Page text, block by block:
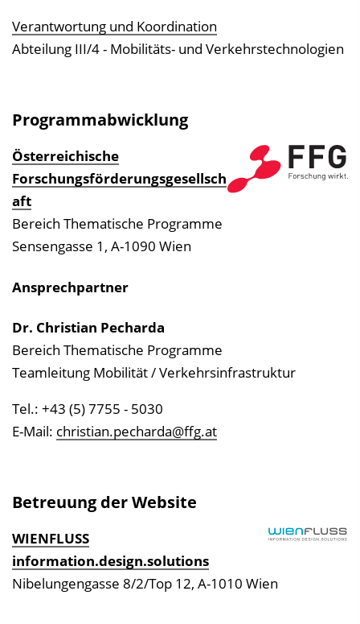
z
n
i
Verantwortung und Koordination
Abteilung III/4 - Mobilitäts- und Verkehrs­technologien
Programmabwicklung
Österreichische
Forschungsförderungsgesellsch
aft
Bereich Thematische Programme
Sensengasse 1, A-1090 Wien
Ansprechpartner
Dr. Christian Pecharda
Bereich Thematische Programme
Teamleitung Mobilität / Verkehrsinfrastruktur
Tel.: +43 (5) 7755 - 5030
E-Mail: christian.pecharda@ffg.at
Betreuung der Website
WIENFLUSS
information.design.solutions
Nibelungengasse 8/2/Top 12, A-1010 Wien